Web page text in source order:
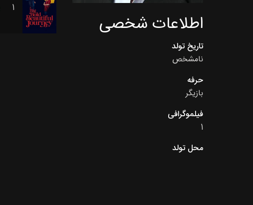
اطلاعات شخصی
تاریخ تولد
نامشخص
حرفه
بازیگر
فیلموگرافی
1
محل تولد
1